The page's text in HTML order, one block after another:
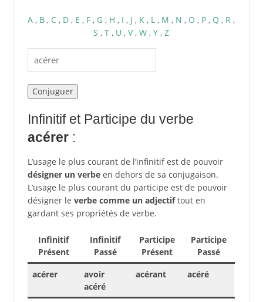
A , B , C , D , E , F , G , H , I , J , K , L , M , N , O , P , Q , R ,
S , T , U , V, W , Y , Z
Infinitif et Participe du verbe
acérer:
L’usage le plus courant de l’infinitif est de pouvoir
désigner un verbeen dehors de sa conjugaison.
L’usage le plus courant du participe est de pouvoir
désigner le verbe comme un adjectiftout en
gardant ses propriétés de verbe.
Infinitif
Présent
Infinitif
Passé
Participe
Présent
Participe
Passé
acérer
avoir
acéré
acérant acéré